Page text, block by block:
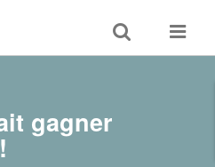
Toggle
search
Toggle
gagner